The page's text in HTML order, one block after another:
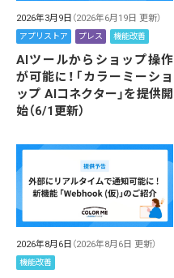
2026年3月9日 （2026年6月19日 更新）
アプリストア プレス 機能改善
AIツールからショップ操作
が可能に！「カラーミーショ
ップ AIコネクター」を提供開
始（6/1更新）
2026年8月6日 （2026年8月6日 更新）
機能改善